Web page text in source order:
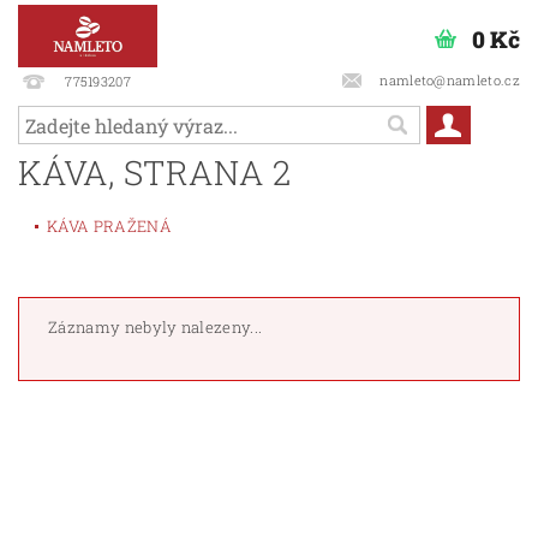
775193207 namleto@namleto.cz
0 Kč
KÁVA, STRANA 2
KÁVA PRAŽENÁ
Záznamy nebyly nalezeny...